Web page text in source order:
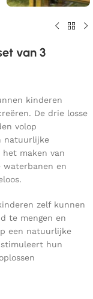
van 3
kinderen
De drie losse
volop
natuurlijke
maken van
en
zelf kunnen
te mengen en
een natuurlijke
stimuleert hun